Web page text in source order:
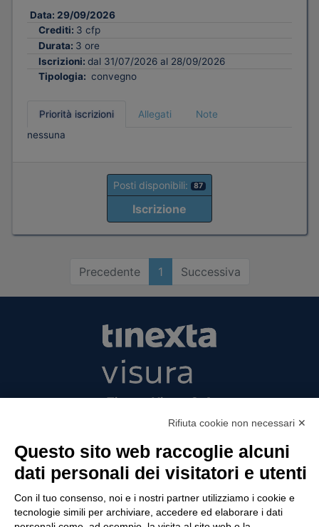
Data: 29/09/2026
Crediti: 3 cfp
Durata: 3 ore
Iscrizioni: dal 31/07/2026 al 28/09/2026
Tipologia: convegno
Priorità iscrizioni Allegati
Note
nessuna
Posti disponibili: 87
Iscrizione
Precedente 1 Successiva
Tinexta Visura SpA
Piazzale Flaminio 1/b, 00196 Roma, Italia
Società soggetta alla direzione e coordinamento
di Tinexta SpA
Rifiuta cookie non necessari ✕
Questo sito web raccoglie alcuni
dati personali dei visitatori e utenti
Con il tuo consenso, noi e i nostri partner utilizziamo i cookie e
tecnologie simili per archiviare, accedere ed elaborare i dati